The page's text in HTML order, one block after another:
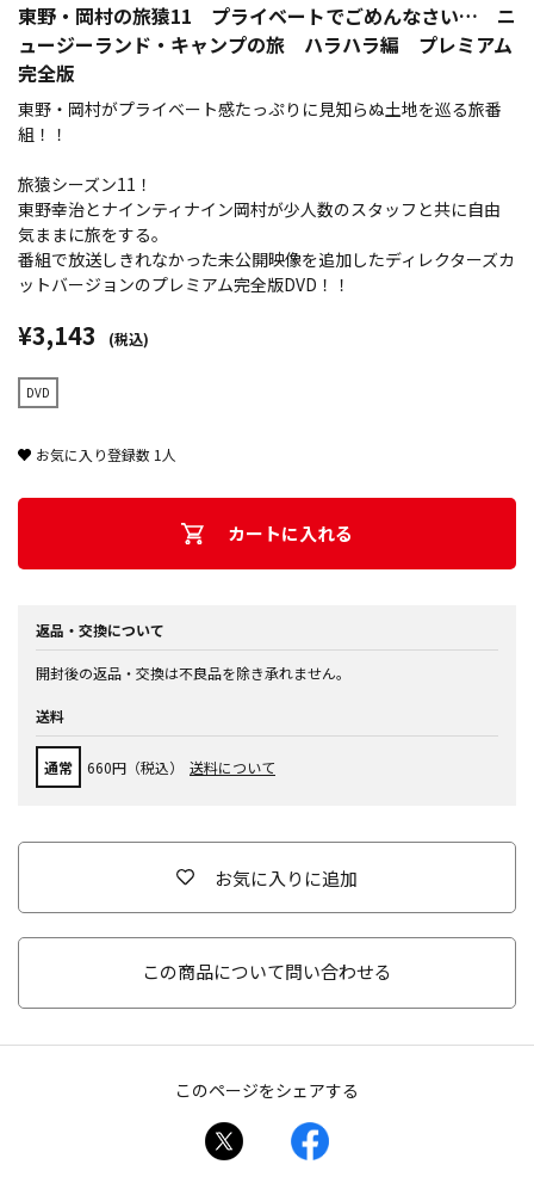
東野・岡村の旅猿11 プライベートでごめんなさい… ニ
ュージーランド・キャンプの旅 ハラハラ編 プレミアム
完全版
東野・岡村がプライベート感たっぷりに見知らぬ土地を巡る旅番
組！！
旅猿シーズン11！
東野幸治とナインティナイン岡村が少人数のスタッフと共に自由
気ままに旅をする。
番組で放送しきれなかった未公開映像を追加したディレクターズカ
ットバージョンのプレミアム完全版DVD！！
¥3,143 (税込)
DVD
お気に入り登録数 1 人
カートに入れる
返品・交換について
開封後の返品・交換は不良品を除き承れません。
送料
通常 660円（税込） 送料について
お気に入りに追加
この商品について問い合わせる
このページをシェアする